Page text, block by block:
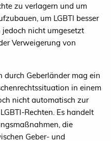
zu verlagern und um
um LGBTI besser
jedoch nicht umgesetzt
Verweigerung von
durch Geberländer mag ein
in einem
nicht automatisch zur
Rechten. Es handelt
die
Geber- und